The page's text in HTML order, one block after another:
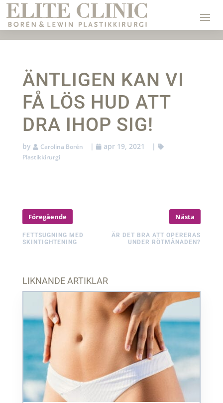
ÄNTLIGEN KAN VI
FÅ LÖS HUD ATT
DRA IHOP SIG!
by Carolina Borén | apr 19, 2021 |
Plastikkirurgi
Föregående
FETTSUGNING MED
SKINTIGHTENING
Nästa
ÄR DET BRA ATT OPERERAS
UNDER RÖTMÅNADEN?
LIKNANDE ARTIKLAR